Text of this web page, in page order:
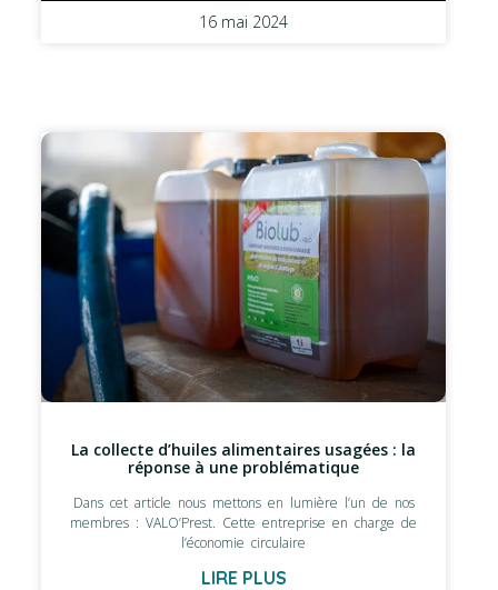
16 mai 2024
La collecte d’huiles alimentaires usagées : la
réponse à une problématique
Dans cet article nous mettons en lumière l’un de nos
membres : VALO’Prest. Cette entreprise en charge de
l’économie circulaire
LIRE PLUS